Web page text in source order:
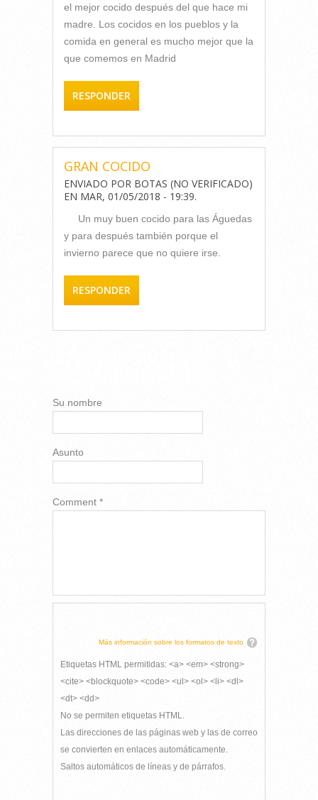
el mejor cocido después del que hace mi
madre. Los cocidos en los pueblos y la
comida en general es mucho mejor que la
que comemos en Madrid
RESPONDER
GRAN COCIDO
ENVIADO POR BOTAS (NO VERIFICADO)
EN MAR, 01/05/2018 - 19:39.
Un muy buen cocido para las Águedas
y para después también porque el
invierno parece que no quiere irse.
RESPONDER
Su nombre
Asunto
Comment *
Más información sobre los formatos de texto
Etiquetas HTML permitidas: <a> <em> <strong>
<cite> <blockquote> <code> <ul> <ol> <li> <dl>
<dt> <dd>
No se permiten etiquetas HTML.
Las direcciones de las páginas web y las de correo
se convierten en enlaces automáticamente.
Saltos automáticos de líneas y de párrafos.